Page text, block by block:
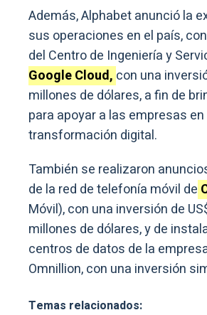
Además, Alphabet anunció la
sus operaciones en el país,
del Centro de Ingeniería y
Google Cloud, con una
millones de dólares, a fin de
para apoyar a las empresas
transformación digital.
También se realizaron
de la red de telefonía móvil de
Móvil), con una inversión de
millones de dólares, y de
centros de datos de la
Omnillion, con una inversión
Temas relacionados: